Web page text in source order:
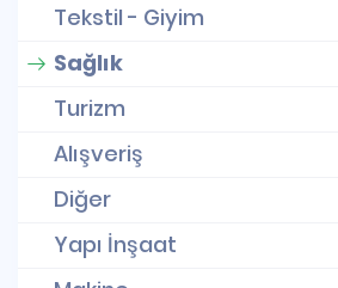
Tekstil - Giyim
Sağlık
Turizm
Alışveriş
Diğer
Yapı İnşaat